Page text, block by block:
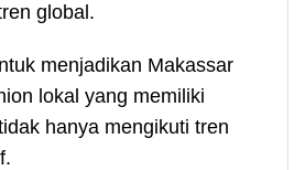
global.
menjadikan Makassar
lokal yang memiliki
hanya mengikuti tren